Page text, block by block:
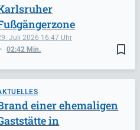
bookmark_border
Juli 2026 16:47
02:42 Min.
einer ehemaligen
in